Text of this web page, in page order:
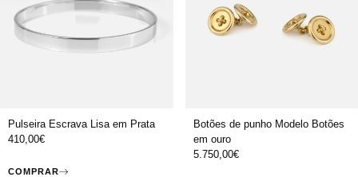
Pulseira Escrava Lisa em Prata
410,00€
COMPRAR
Botões de punho Modelo Botões
em ouro
5.750,00€